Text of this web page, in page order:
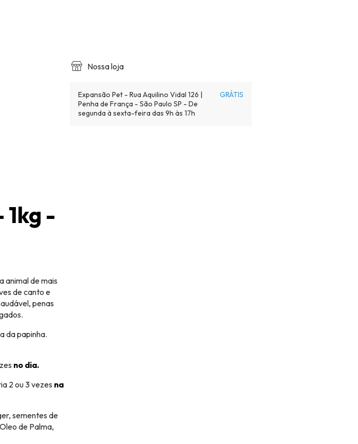
Nossa loja
Expansão Pet - Rua Aquilino Vidal 126 |
Penha de França - São Paulo SP - De
segunda à sexta-feira das 9h às 17h
GRÁTIS
-
animal de mais
de canto e
penas
da papinha.
no dia.
2 ou 3 vezes na
sementes de
de Palma,